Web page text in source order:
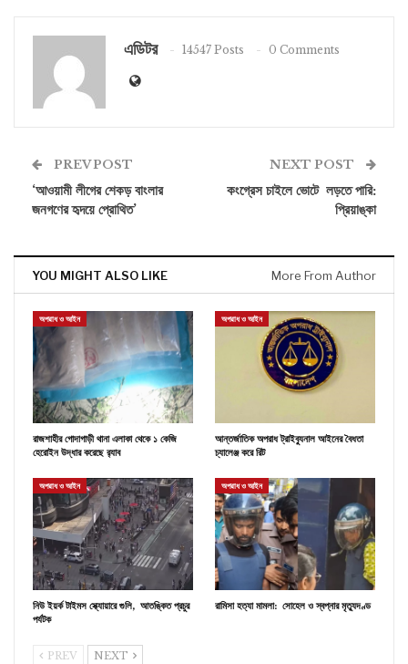
এডিটর 14547 Posts 0 Comments
PREV POST
‘আওয়ামী লীগের শেকড় বাংলার
জনগণের হৃদয়ে প্রোথিত’
NEXT POST
কংগ্রেস চাইলে ভোটে লড়তে পারি:
প্রিয়াঙ্কা
YOU MIGHT ALSO LIKE More From Author
অপরাধ ও আইন
রাজশাহীর গোদাগাড়ী থানা এলাকা থেকে ১ কেজি
হেরোইন উদ্ধার করেছে র‍্যাব
অপরাধ ও আইন
আন্তর্জাতিক অপরাধ ট্রাইব্যুনাল আইনের বৈধতা
চ্যালেঞ্জ করে রিট
অপরাধ ও আইন
নিউ ইয়র্ক টাইমস স্ক্যোয়ারে গুলি, আতঙ্কিত প্রচুর
পর্যটক
অপরাধ ও আইন
রামিসা হত্যা মামলা: সোহেল ও স্বপ্নার মৃত্যুদণ্ড
PREV NEXT